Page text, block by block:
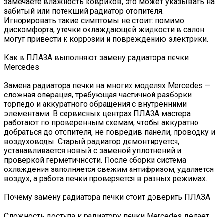
забитый или потекший радиатор отопителя.
Игнорировать такие симптомы не стоит: помимо
дискомфорта, утечки охлаждающей жидкости в салон
могут привести к коррозии и повреждению электрики.
Как в ПЛАЗА выполняют замену радиатора печки
Mercedes
Замена радиатора печки на многих моделях Mercedes —
сложная операция, требующая частичной разборки
торпедо и аккуратного обращения с внутренними
элементами. В сервисных центрах ПЛАЗА мастера
работают по проверенным схемам, чтобы аккуратно
добраться до отопителя, не повредив панели, проводку и
воздуховоды. Старый радиатор демонтируется,
устанавливается новый с заменой уплотнений и
проверкой герметичности. После сборки система
охлаждения заполняется свежим антифризом, удаляется
воздух, а работа печки проверяется в разных режимах.
Почему замену радиатора печки стоит доверить ПЛАЗА